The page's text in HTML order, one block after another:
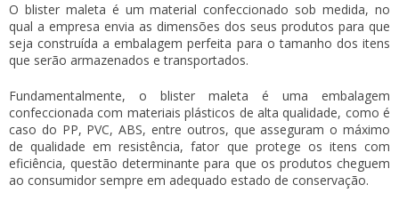
O blister maleta é um material confeccionado sob medida, no
qual a empresa envia as dimensões dos seus produtos para que
seja construída a embalagem perfeita para o tamanho dos itens
que serão armazenados e transportados.
Fundamentalmente, o blister maleta é uma embalagem
confeccionada com materiais plásticos de alta qualidade, como é
caso do PP, PVC, ABS, entre outros, que asseguram o máximo
de qualidade em resistência, fator que protege os itens com
eficiência, questão determinante para que os produtos cheguem
ao consumidor sempre em adequado estado de conservação.